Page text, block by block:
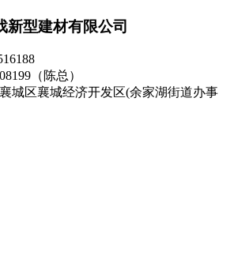
新型建材有限公司
（陈总）
城区襄城经济开发区(余家湖街道办事